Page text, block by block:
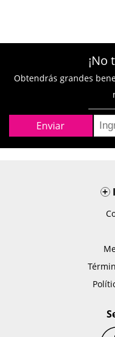
¡No
Obtendrás grandes
+